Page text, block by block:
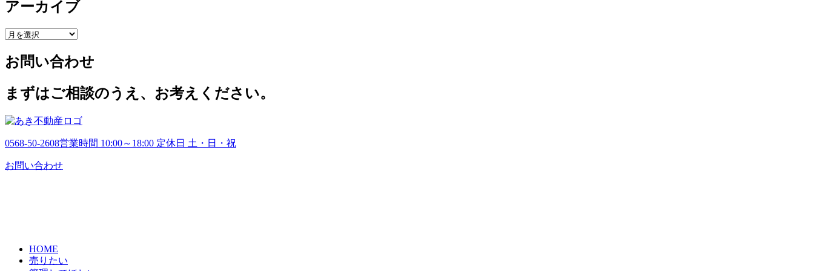
アーカイブ
ア
カ
イ
ブ
お問い合わせ
まずはご相談のうえ、お考えください。
0568-50-2608営業時間 10:00～18:00 定休日 土・日・祝
お問い合わせ
HOME
売りたい